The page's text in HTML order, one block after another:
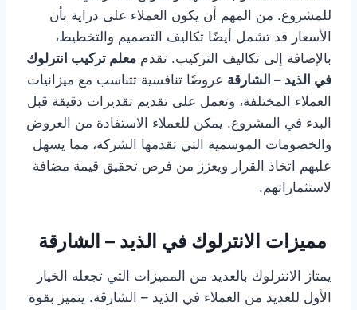
للمشروع. من المهم أن يكون العملاء على دراية بأن
الأسعار قد تشمل أيضًا تكاليف التصميم والتخطيط،
بالإضافة إلى تكاليف التركيب. تقدم معلم تركيب انترلوك
في الذيد – الشارقة عروضًا تنافسية تتناسب مع ميزانيات
العملاء المختلفة، وتعمل على تقديم تقديرات دقيقة قبل
البدء في المشروع. يمكن للعملاء الاستفادة من العروض
والخصومات الموسمية التي تقدمها الشركة، مما يسهل
عليهم اتخاذ القرار ويعزز من فرص تحقيق قيمة مضافة
لاستثماراتهم.
مميزات الانترلوك في الذيد – الشارقة
يمتاز الانترلوك بالعديد من المميزات التي تجعله الخيار
الأول للعديد من العملاء في الذيد – الشارقة. يتميز بقوة